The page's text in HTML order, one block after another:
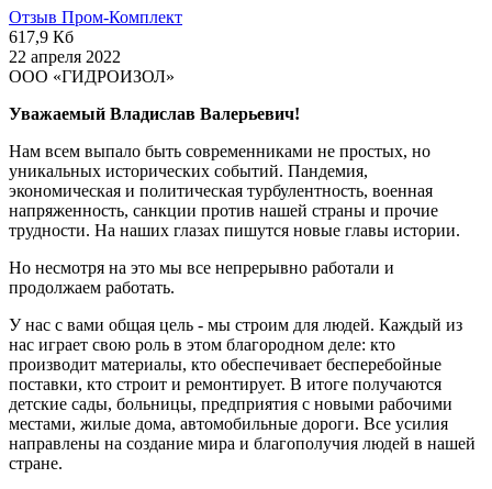
Отзыв Пром-Комплект
617,9 Кб
22 апреля 2022
ООО «ГИДРОИЗОЛ»
Уважаемый Владислав Валерьевич!
Нам всем выпало быть современниками не простых, но
уникальных исторических событий. Пандемия,
экономическая и политическая турбулентность, военная
напряженность, санкции против нашей страны и прочие
трудности. На наших глазах пишутся новые главы истории.
Но несмотря на это мы все непрерывно работали и
продолжаем работать.
У нас с вами общая цель - мы строим для людей. Каждый из
нас играет свою роль в этом благородном деле: кто
производит материалы, кто обеспечивает бесперебойные
поставки, кто строит и ремонтирует. В итоге получаются
детские сады, больницы, предприятия с новыми рабочими
местами, жилые дома, автомобильные дороги. Все усилия
направлены на создание мира и благополучия людей в нашей
стране.